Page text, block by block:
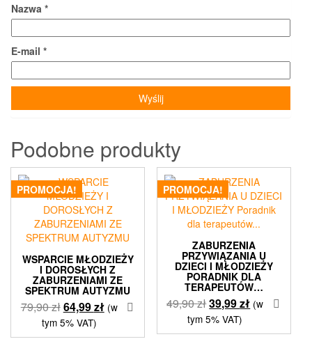
Nazwa *
E-mail *
Podobne produkty
PROMOCJA!
WSPARCIE MŁODZIEŻY
I DOROSŁYCH Z
ZABURZENIAMI ZE
SPEKTRUM AUTYZMU
79,90złPierwotna
cena
wynosiła:
64,99złAktualna
wynosi:
(w
tym 5% VAT)
PROMOCJA!
ZABURZENIA
PRZYWIĄZANIA U
DZIECI I MŁODZIEŻY
PORADNIK DLA
TERAPEUTÓW…
49,90złPierwotna
cena
wynosiła:
39,99złAktualna
wynosi:
(w
tym 5% VAT)